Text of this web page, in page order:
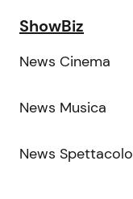
ShowBiz
News Cinema
News Musica
News Spettacolo